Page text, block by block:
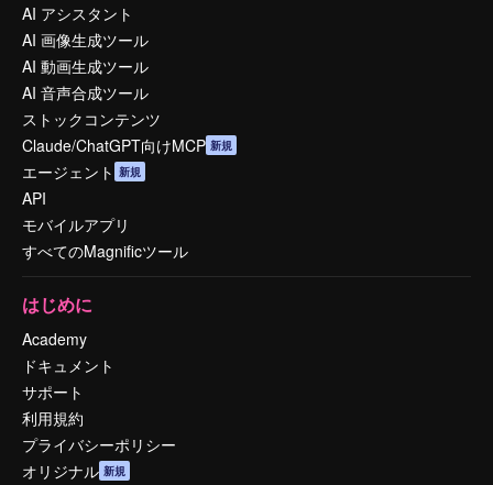
AI アシスタント
AI 画像生成ツール
AI 動画生成ツール
AI 音声合成ツール
ストックコンテンツ
Claude/ChatGPT向けMCP 新規
エージェント 新規
API
モバイルアプリ
すべてのMagnificツール
はじめに
Academy
ドキュメント
サポート
利用規約
プライバシーポリシー
オリジナル 新規